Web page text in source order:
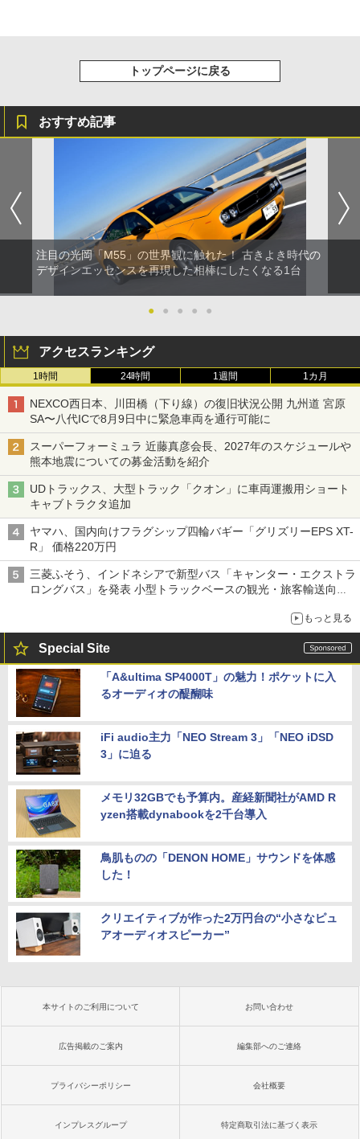
トップページに戻る
おすすめ記事
注目の光岡「M55」の世界観に触れた！ 古きよき時代の
デザインエッセンスを再現した相棒にしたくなる1台
● ● ● ● ●
アクセスランキング
1時間 24時間 1週間 1カ月
NEXCO西日本、川田橋（下り線）の復旧状況公開 九州道 宮原
SA〜八代ICで8月9日中に緊急車両を通行可能に
スーパーフォーミュラ 近藤真彦会長、2027年のスケジュールや
熊本地震についての募金活動を紹介
UDトラックス、大型トラック「クオン」に車両運搬用ショート
キャブトラクタ追加
ヤマハ、国内向けフラグシップ四輪バギー「グリズリーEPS XT-
R」 価格220万円
三菱ふそう、インドネシアで新型バス「キャンター・エクストラ
ロングバス」を発表 小型トラックベースの観光・旅客輸送向け
もっと見る
Special Site
「A&ultima SP4000T」の魅力！ポケットに入
るオーディオの醍醐味
iFi audio主力「NEO Stream 3」「NEO iDSD
3」に迫る
メモリ32GBでも予算内。産経新聞社がAMD R
yzen搭載dynabookを2千台導入
鳥肌ものの「DENON HOME」サウンドを体感
した！
クリエイティブが作った2万円台の“小さなピュ
アオーディオスピーカー”
本サイトのご利用について お問い合わせ
広告掲載のご案内 編集部へのご連絡
プライバシーポリシー 会社概要
インプレスグループ 特定商取引法に基づく表示